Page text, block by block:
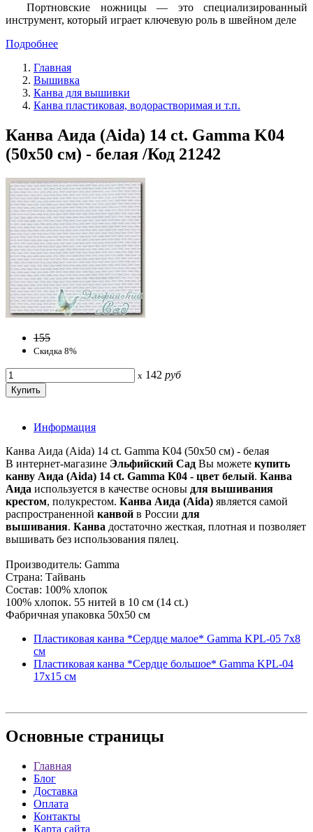
Портновские ножницы — это специализированный
инструмент, который играет ключевую роль в швейном деле
Подробнее
Главная
Вышивка
Канва для вышивки
Канва пластиковая, водорастворимая и т.п.
Канва Аида (Aida) 14 сt. Gamma K04
(50х50 см) - белая /Код 21242
155
Скидка 8%
x 142 руб
Информация
Канва Аида (Aida) 14 сt. Gamma K04 (50х50 см) - белая
В интернет-магазине Эльфийский Сад Вы можете купить
канву Аида (Aida) 14 сt. Gamma K04 - цвет белый. Канва
Аида используется в качестве основы для вышивания
крестом, полукрестом. Канва Аида (Aida) является самой
распространенной канвой в России для
вышивания. Канва достаточно жесткая, плотная и позволяет
вышивать без использования пялец.
Производитель: Gamma
Страна: Тайвань
Состав: 100% хлопок
100% хлопок. 55 нитей в 10 см (14 ct.)
Фабричная упаковка 50х50 см
Пластиковая канва *Сердце малое* Gamma KPL-05 7х8
см
Пластиковая канва *Сердце большое* Gamma KPL-04
17х15 см
Основные страницы
Главная
Блог
Доставка
Оплата
Контакты
Карта сайта